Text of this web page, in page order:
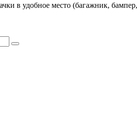
в удобное место (багажник,